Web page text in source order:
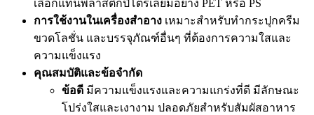
เลือกแทนพลาสติกปิโตรเลียมอย่าง PET หรือ PS
การใช้งานในเครื่องสำอาง เหมาะสำหรับทำกระปุกครีม
ขวดโลชั่น และบรรจุภัณฑ์อื่นๆ ที่ต้องการความใสและ
ความแข็งแรง
คุณสมบัติและข้อจำกัด
ข้อดี มีความแข็งแรงและความแกร่งที่ดี มีลักษณะ
โปร่งใสและเงางาม ปลอดภัยสำหรับสัมผัสอาหาร